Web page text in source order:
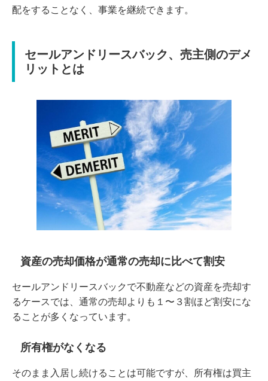
配をすることなく、事業を継続できます。
セールアンドリースバック、売主側のデメ
リットとは
資産の売却価格が通常の売却に比べて割安
セールアンドリースバックで不動産などの資産を売却す
るケースでは、通常の売却よりも１〜３割ほど割安にな
ることが多くなっています。
所有権がなくなる
そのまま入居し続けることは可能ですが、所有権は買主